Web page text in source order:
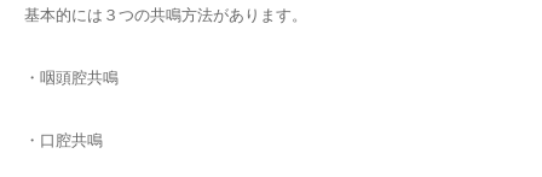
基本的には３つの共鳴方法があります。
・咽頭腔共鳴
・口腔共鳴